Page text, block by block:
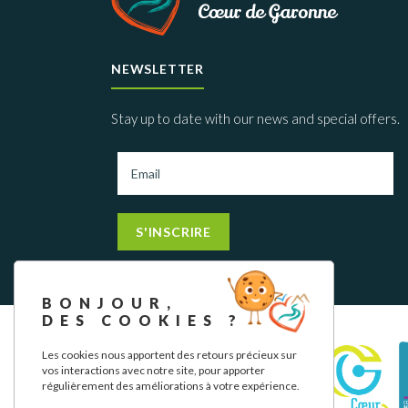
NEWSLETTER
Stay up to date with our news and special offers.
S'INSCRIRE
BONJOUR,
DES COOKIES ?
Les cookies nous apportent des retours précieux sur
vos interactions avec notre site, pour apporter
régulièrement des améliorations à votre expérience.